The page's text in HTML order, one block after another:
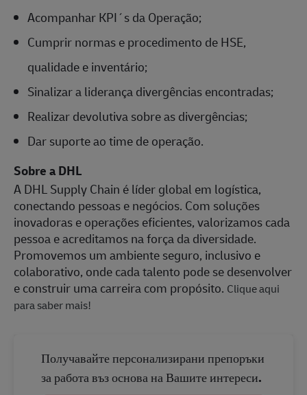
Acompanhar KPI´s da Operação;
Cumprir normas e procedimento de HSE,
qualidade e inventário;
Sinalizar a liderança divergências encontradas;
Realizar devolutiva sobre as divergências;
Dar suporte ao time de operação.
Sobre a DHL
A DHL Supply Chain é líder global em logística,
conectando pessoas e negócios. Com soluções
inovadoras e operações eficientes, valorizamos cada
pessoa e acreditamos na força da diversidade.
Promovemos um ambiente seguro, inclusivo e
colaborativo, onde cada talento pode se desenvolver
e construir uma carreira com propósito. Clique aqui
para saber mais!
Получавайте персонализирани препоръки
за работа въз основа на Вашите интереси.